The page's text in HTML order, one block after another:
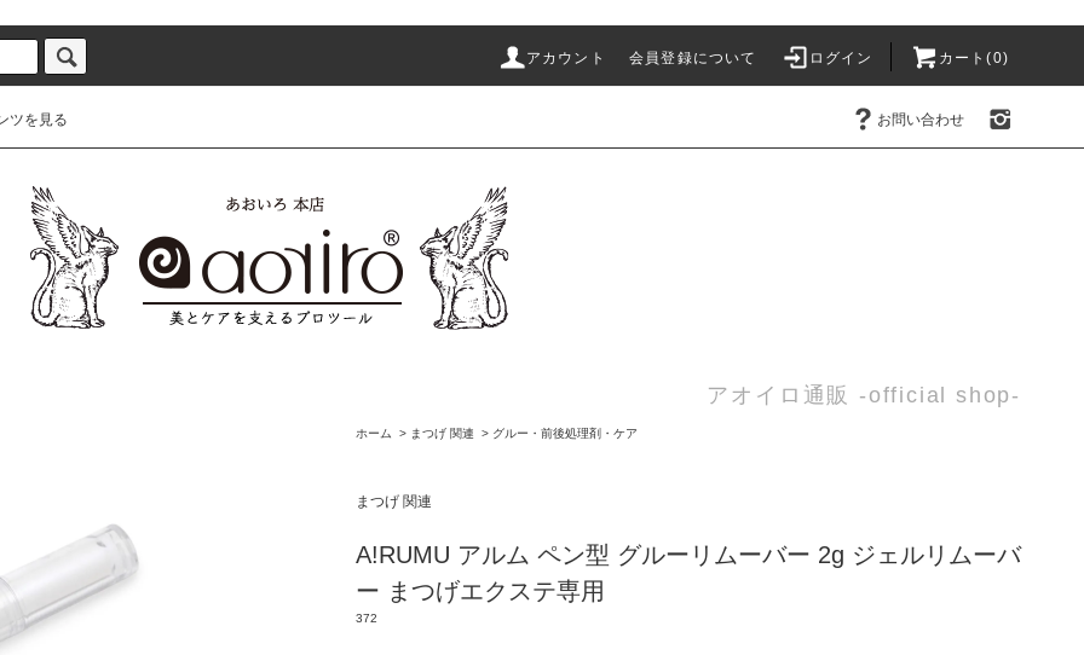
アカウント 会員登録について ログイン カート(0)
ツを見る お問い合わせ
アオイロ通販 -official shop-
ホーム > まつげ 関連 > グルー・前後処理剤・ケア
まつげ 関連
A!RUMU アルム ペン型 グルーリムーバー 2g ジェルリムーバ
ー まつげエクステ専用
372